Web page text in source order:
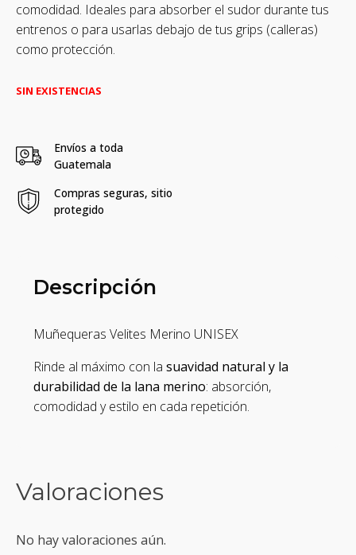
comodidad. Ideales para absorber el sudor durante tus
entrenos o para usarlas debajo de tus grips (calleras)
como protección.
SIN EXISTENCIAS
Envíos a toda
Guatemala
Compras seguras, sitio
protegido
Descripción
Muñequeras Velites Merino UNISEX
Rinde al máximo con lasuavidad natural y la
durabilidad de la lana merino: absorción,
comodidad y estilo en cada repetición.
Valoraciones
No hay valoraciones aún.